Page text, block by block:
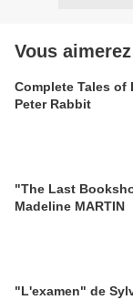
Vous
Complete Tales of
Peter Rabbit
"The Last
Madeline MARTIN
"L'examen" de